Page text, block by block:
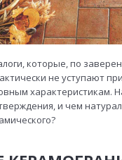
которые, по
не уступают
характеристикам.
и чем